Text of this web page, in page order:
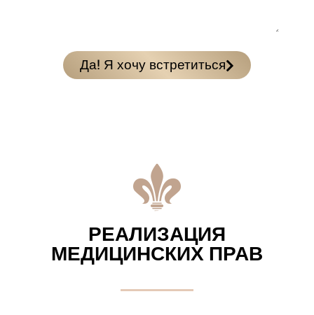
Да! Я хочу встретиться
РЕАЛИЗАЦИЯ
МЕДИЦИНСКИХ ПРАВ